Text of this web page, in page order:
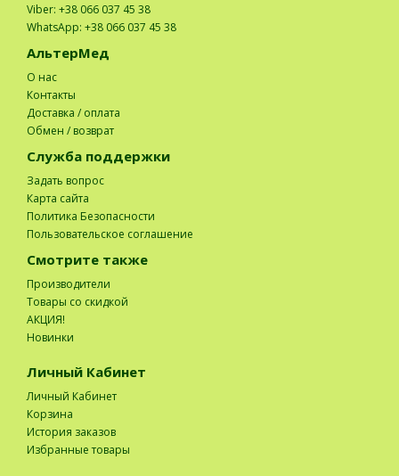
Viber: +38 066 037 45 38
WhatsApp: +38 066 037 45 38
АльтерМед
О нас
Контакты
Доставка / оплата
Обмен / возврат
Служба поддержки
Задать вопрос
Карта сайта
Политика Безопасности
Пользовательское соглашение
Смотрите также
Производители
Товары со скидкой
АКЦИЯ!
Новинки
Личный Кабинет
Личный Кабинет
Корзина
История заказов
Избранные товары